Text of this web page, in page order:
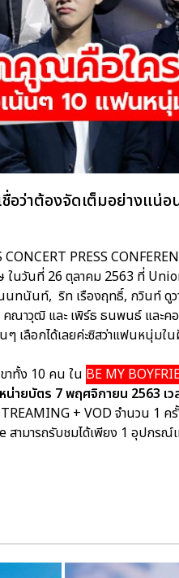
ชื่อว่าต้องจัดเต็มอย่างแน่
PRESS
ในวันที่ 26 ตุลาคม 2563 ที่
นทนันท์, ริท เรืองฤทธิ์, กวินท์ ดูว
ณาวุฒิ และ เพิร์ธ ธนพนธ์ และค
เลือกได้เลยค่ะซิสว่าแฟนหนุ่ม
าทั้ง 10 คน ใน BE MY
น่ายบัตร 7 พฤศจิกายน 2563 เว
+ VOD จำนวน 1 ค
สามารถรับชมได้เพียง 1 อุปกรณ์